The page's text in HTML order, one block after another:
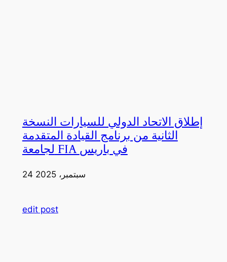
إطلاق الاتحاد الدولي للسيارات النسخة
الثانية من برنامج القيادة المتقدمة
لجامعة FIA في باريس
24 سبتمبر، 2025
edit post